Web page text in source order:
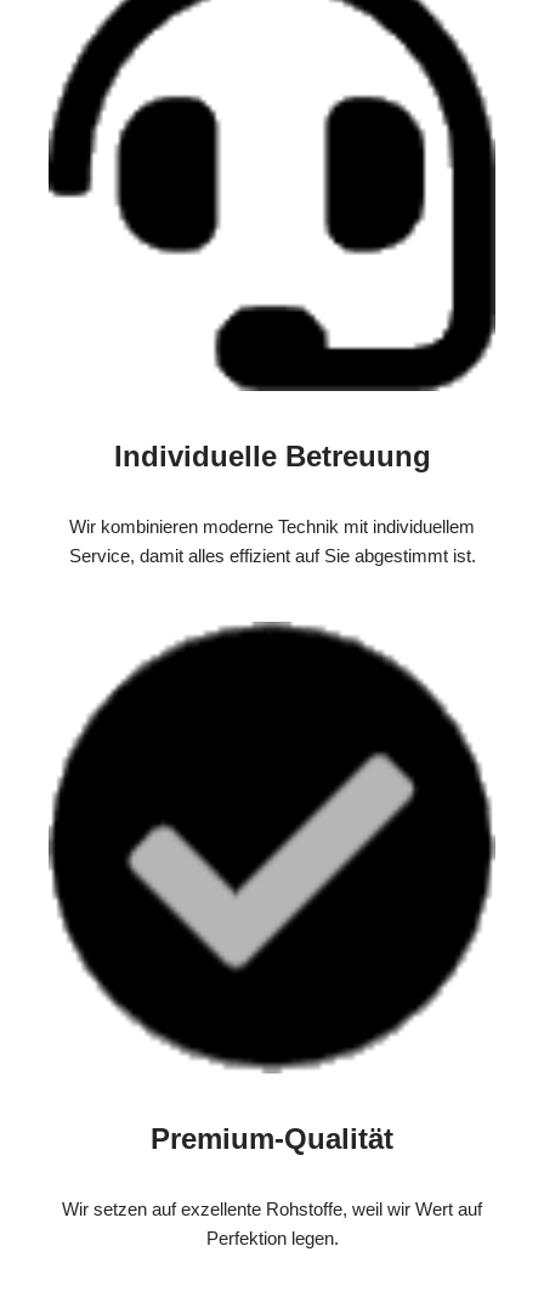
Individuelle Betreuung
Wir kombinieren moderne Technik mit individuellem
Service, damit alles effizient auf Sie abgestimmt ist.
Premium-Qualität
Wir setzen auf exzellente Rohstoffe, weil wir Wert auf
Perfektion legen.